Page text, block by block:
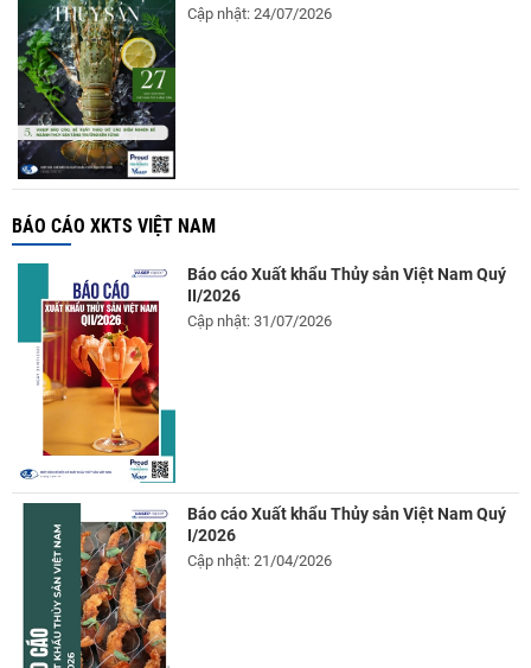
Cập nhật: 24/07/2026
BÁO CÁO XKTS VIỆT NAM
Báo cáo Xuất khẩu Thủy sản Việt Nam Quý
II/2026
Cập nhật: 31/07/2026
Báo cáo Xuất khẩu Thủy sản Việt Nam Quý
I/2026
Cập nhật: 21/04/2026